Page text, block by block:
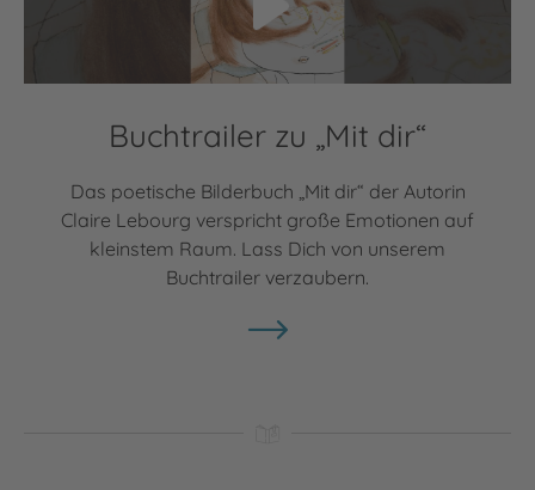
Buchtrailer zu „Mit dir“
Das poetische Bilderbuch „Mit dir“ der Autorin
Claire Lebourg verspricht große Emotionen auf
kleinstem Raum. Lass Dich von unserem
Buchtrailer verzaubern.